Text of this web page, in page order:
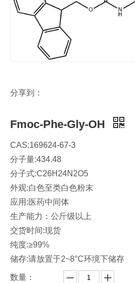
分享到：
Fmoc-Phe-Gly-OH
CAS:169624-67-3
分子量:434.48
分子式:C26H24N2O5
外观:白色至类白色粉末
应用:医药中间体
生产能力：公斤级以上
交货时间:现货
纯度:≥99%
储存:请放置于2~8°C环境下储存
数量：